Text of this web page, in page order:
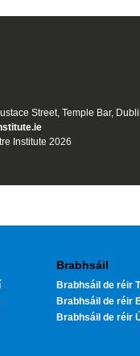
Street, Temple Bar,
Institute 2026
Brabhsáil
Brabhsáil de réir
Brabhsáil de réir
Brabhsáil de réir